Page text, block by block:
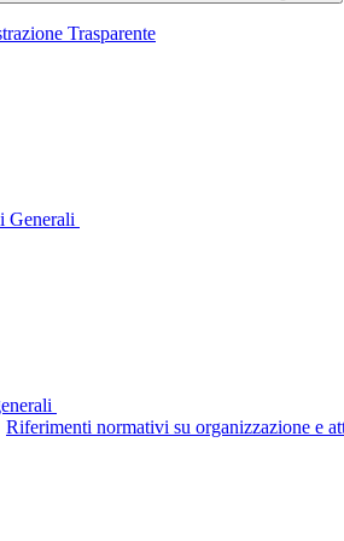
Trasparente
Generali
Riferimenti normativi su organizzazione e